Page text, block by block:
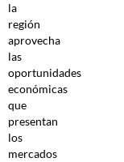
la
región
aprovecha
las
oportunidades
económicas
que
presentan
los
mercados